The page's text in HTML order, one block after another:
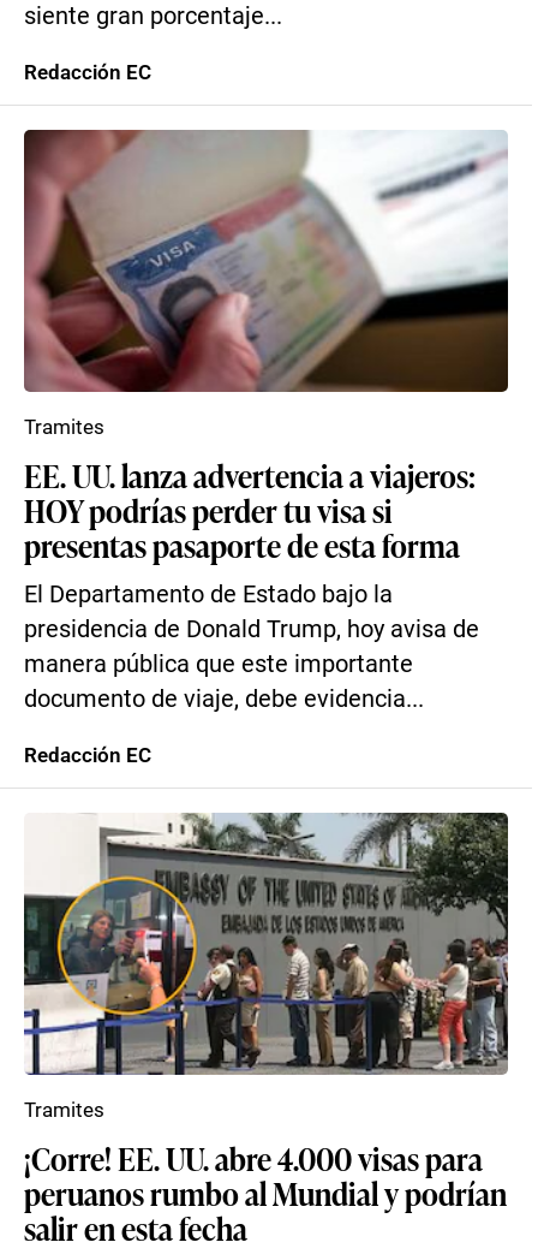
siente gran porcentaje...
Redacción EC
EE. UU. lanza advertencia a viajeros:
HOY podrías perder tu visa si
presentas pasaporte de esta forma
El Departamento de Estado bajo la
presidencia de Donald Trump, hoy avisa de
manera pública que este importante
documento de viaje, debe evidencia...
Tramites
Redacción EC
¡Corre! EE. UU. abre 4.000 visas para
peruanos rumbo al Mundial y podrían
salir en esta fecha
Tramites